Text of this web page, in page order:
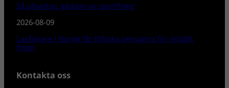
Så påverkas gäddan av sportfiske!
2026-08-09
Laxfiskare i Norge får tillbaka pengarna för inställt
fiske!
Kontakta oss